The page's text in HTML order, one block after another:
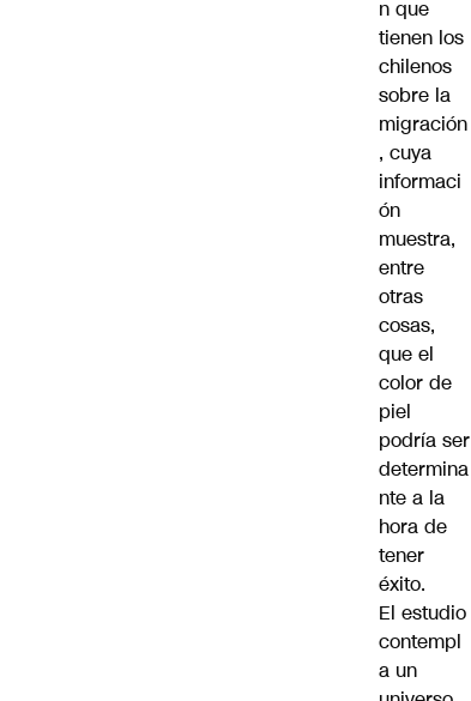
n que
tienen los
chilenos
sobre la
migración
, cuya
informaci
ón
muestra,
entre
otras
cosas,
que el
color de
piel
podría ser
determina
nte a la
hora de
tener
éxito.
El estudio
contempl
a un